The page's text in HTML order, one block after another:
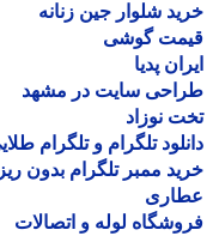
شلوار جین زنانه
گوشی
پدیا
سایت در مشهد
نوزاد
تلگرام و تلگرام طلایی
ممبر تلگرام بدون ریزش
لوله و اتصالات